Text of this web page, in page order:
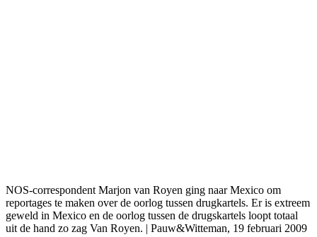
NOS-correspondent Marjon van Royen ging naar Mexico om
reportages te maken over de oorlog tussen drugkartels. Er is extreem
geweld in Mexico en de oorlog tussen de drugskartels loopt totaal
uit de hand zo zag Van Royen. | Pauw&Witteman, 19 februari 2009